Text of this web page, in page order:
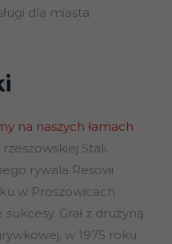
dla miasta
na naszych łamach
Stali.
rywala Resovii
w Proszowicach
Grał z drużyną
w 1975 roku